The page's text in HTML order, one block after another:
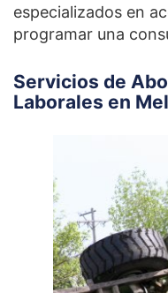
especializados en
programar una
Servicios de
Laborales en